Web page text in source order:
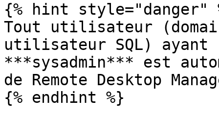
{% hint style="danger"
Tout utilisateur
utilisateur SQL) ayant
***sysadmin*** est
de Remote Desktop
{% endhint %}